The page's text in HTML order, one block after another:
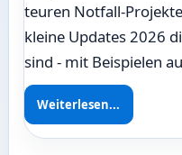
teuren Notfall-
kleine Updates 2026
sind - mit Beispielen
Weiterlesen...